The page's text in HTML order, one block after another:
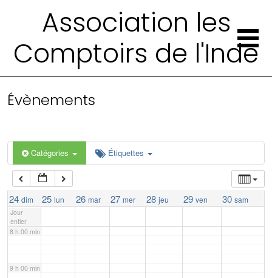
Association les
Comptoirs de l'Inde
Évènements
Catégories Étiquettes
24 dim 25 lun 26 mar 27 mer 28 jeu 29 ven 30 sam
Jour
entier
3 h 00 min
6 h 00 min
7 h 00 min
8 h 00 min
9 h 00 min